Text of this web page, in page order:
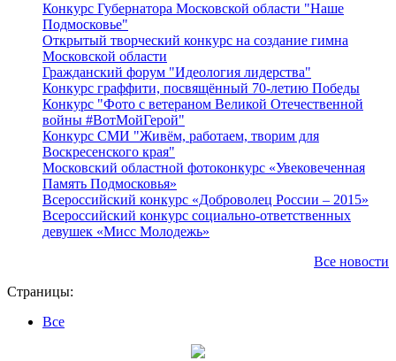
Конкурс Губернатора Московской области "Наше
Подмосковье"
Открытый творческий конкурс на создание гимна
Московской области
Гражданский форум "Идеология лидерства"
Конкурс граффити, посвящённый 70-летию Победы
Конкурс "Фото с ветераном Великой Отечественной
войны #ВотМойГерой"
Конкурс СМИ "Живём, работаем, творим для
Воскресенского края"
Московский областной фотоконкурс «Увековеченная
Память Подмосковья»
Всероссийский конкурс «Доброволец России – 2015»
Всероссийский конкурс социально-ответственных
девушек «Мисс Молодежь»
Все новости
Страницы:
Все